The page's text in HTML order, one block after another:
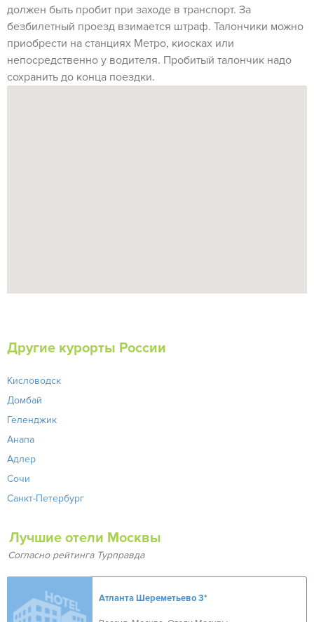
должен быть пробит при заходе в транспорт. За
безбилетный проезд взимается штраф. Талончики можно
приобрести на станциях Метро, киосках или
непосредственно у водителя. Пробитый талончик надо
сохранить до конца поездки.
Другие курорты России
Кисловодск
Домбай
Геленджик
Анапа
Адлер
Сочи
Санкт-Петербург
Лучшие отели Москвы
Согласно рейтинга Турправда
Атланта Шереметьево3*